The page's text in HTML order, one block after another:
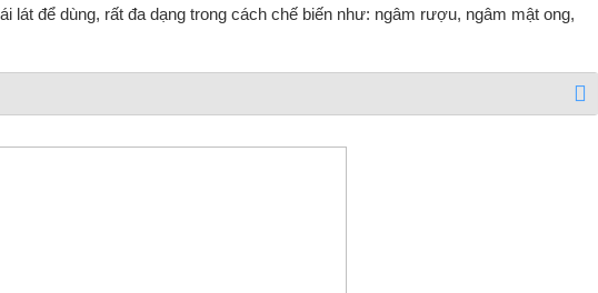
lát để dùng, rất đa dạng trong cách chế biến như: ngâm rượu, ngâm mật ong,